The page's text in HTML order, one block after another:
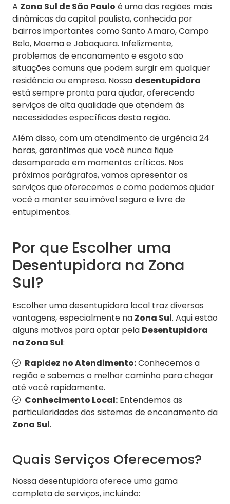
A Zona Sul de São Paulo é uma das regiões mais
dinâmicas da capital paulista, conhecida por
bairros importantes como Santo Amaro, Campo
Belo, Moema e Jabaquara. Infelizmente,
problemas de encanamento e esgoto são
situações comuns que podem surgir em qualquer
residência ou empresa. Nossa desentupidora
está sempre pronta para ajudar, oferecendo
serviços de alta qualidade que atendem às
necessidades específicas desta região.
Além disso, com um atendimento de urgência 24
horas, garantimos que você nunca fique
desamparado em momentos críticos. Nos
próximos parágrafos, vamos apresentar os
serviços que oferecemos e como podemos ajudar
você a manter seu imóvel seguro e livre de
entupimentos.
Por que Escolher uma
Desentupidora na Zona
Sul?
Escolher uma desentupidora local traz diversas
vantagens, especialmente na Zona Sul. Aqui estão
alguns motivos para optar pela Desentupidora
na Zona Sul:
Rapidez no Atendimento:Conhecemos a
região e sabemos o melhor caminho para chegar
até você rapidamente.
Conhecimento Local: Entendemos as
particularidades dos sistemas de encanamento da
Zona Sul.
Quais Serviços Oferecemos?
Nossa desentupidora oferece uma gama
completa de serviços, incluindo: